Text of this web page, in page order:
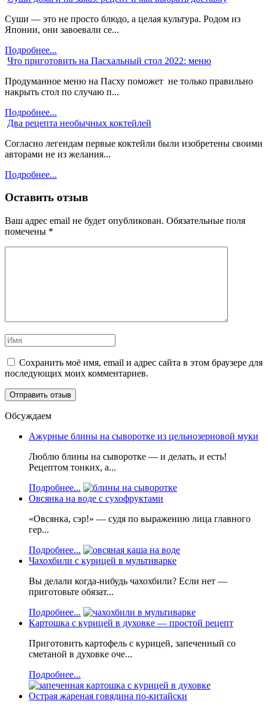
Суши — это не просто блюдо, а целая культура. Родом из
Японии, они завоевали се...
Подробнее...
Что приготовить на Пасхальный стол 2022: меню
Продуманное меню на Пасху поможет не только правильно
накрыть стол по случаю п...
Подробнее...
Два рецепта необычных коктейлей
Согласно легендам первые коктейли были изобретены своими
авторами не из желания...
Подробнее...
Оставить отзыв
Ваш адрес email не будет опубликован. Обязательные поля
помечены *
Сохранить моё имя, email и адрес сайта в этом браузере для
последующих моих комментариев.
Обсуждаем
Ажурные блины на сыворотке из цельнозерновой муки
Люблю блины на сыворотке — и делать, и есть!
Рецептом тонких, а...
Подробнее...
Овсянка на воде с сухофруктами
«Овсянка, сэр!» — судя по выражению лица главного
гер...
Подробнее...
Чахохбили с курицей в мультиварке
Вы делали когда-нибудь чахохбили? Если нет —
приготовьте обязат...
Подробнее...
Картошка с курицей в духовке — простой рецепт
Приготовить картофель с курицей, запеченный со
сметаной в духовке оче...
Подробнее...
Острая жареная говядина по-китайски